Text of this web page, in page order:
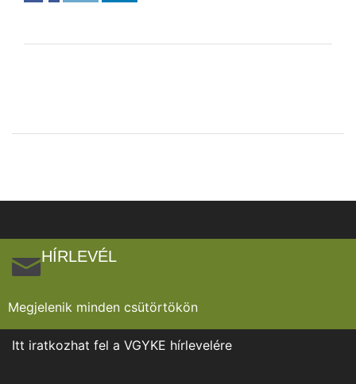
HÍRLEVÉL
Megjelenik minden csütörtökön
Itt iratkozhat fel a VGYKE hírlevelére